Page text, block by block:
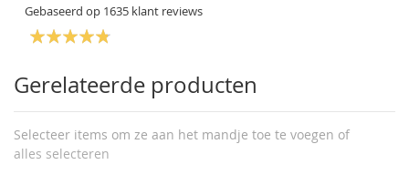
Gebaseerd op 1635 klant reviews
Gerelateerde producten
Selecteer items om ze aan het mandje toe te voegen of
alles selecteren